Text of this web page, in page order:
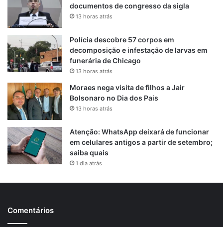
documentos de congresso da sigla
13 horas atrás
Polícia descobre 57 corpos em
decomposição e infestação de larvas em
funerária de Chicago
13 horas atrás
Moraes nega visita de filhos a Jair
Bolsonaro no Dia dos Pais
13 horas atrás
Atenção: WhatsApp deixará de funcionar
em celulares antigos a partir de setembro;
saiba quais
1 dia atrás
Comentários